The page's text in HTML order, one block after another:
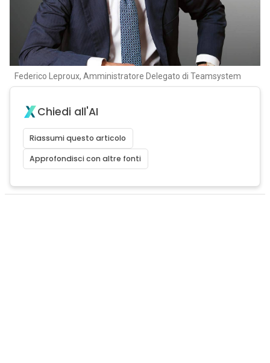
Federico Leproux, Amministratore Delegato di Teamsystem
Chiedi all'AI
Riassumi questo articolo
Approfondisci con altre fonti